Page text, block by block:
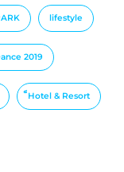
lifestyle
2019
็Hotel & Resort